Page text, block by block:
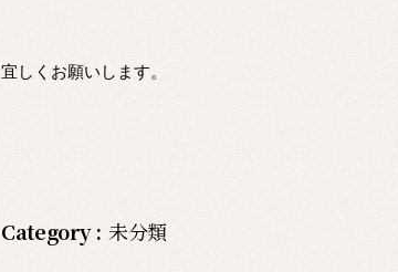
宜しくお願いします。
Category : 未分類